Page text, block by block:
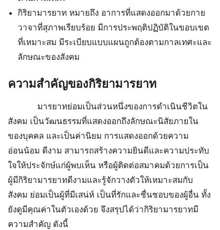
กิริยามารยาท หมายถึง อาการที่แสดงออกมาด้วยกาย
วาจาที่สุภาพเรียบร้อย มีการประพฤติปฏิบัติในขอบเขต
ที่เหมาะสม มีระเบียบแบบแผนถูกต้องตามกาลเทศะและ
ลักษณะของสังคม
ความสำคัญของกิริยามารยาท
มารยาทย่อมเป็นส่วนหนึ่งของการดำเนินชีวิตใน
สังคม เป็นวัฒนธรรมที่แสดงออกถึงลักษณะนิสัยภายใน
ของบุคคล และเป็นค่านิยม การแสดงออกด้วยความ
อ่อนน้อม ดีงาม สามารถสร้างความยินดีและความประทับ
ใจให้ประจักษ์แก่ผู้พบเห็น หรือผู้ติดต่อสมาคมด้วยการเป็น
ผู้มีกิริยามารยาทดีงามและรู้จักวางตัวให้เหมาะสมกับ
สังคม ย่อมเป็นผู้ที่มีเสน่ห์ เป็นที่รักและชื่นชอบของผู้อื่น ทั้ง
ยังดูมีคุณค่าในตัวเองด้วย จึงสรุปได้ว่ากิริยามารยาทมี
ความสำคัญ ดังนี้